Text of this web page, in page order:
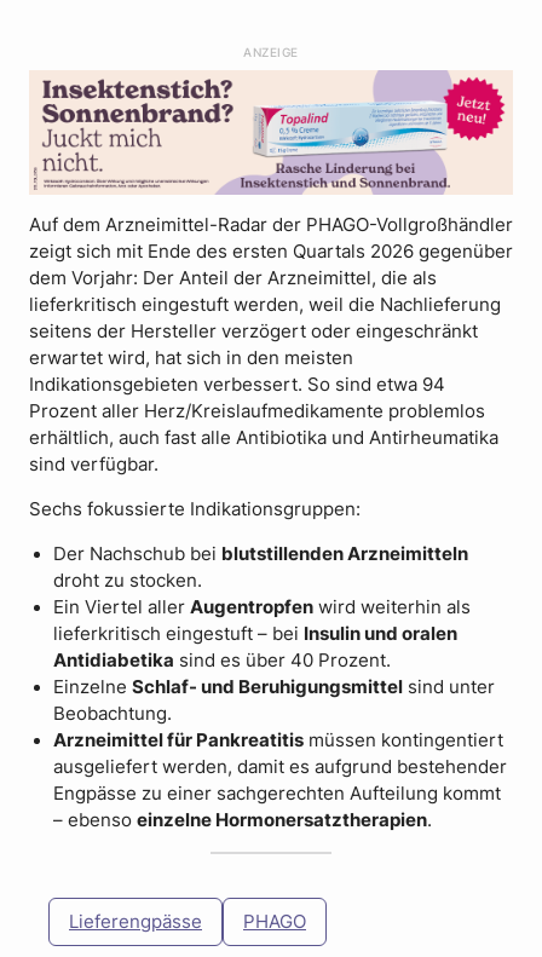
ANZEIGE
Auf dem Arzneimittel-Radar der PHAGO-Vollgroßhändler
zeigt sich mit Ende des ersten Quartals 2026 gegenüber
dem Vorjahr: Der Anteil der Arzneimittel, die als
lieferkritisch eingestuft werden, weil die Nachlieferung
seitens der Hersteller verzögert oder eingeschränkt
erwartet wird, hat sich in den meisten
Indikationsgebieten verbessert. So sind etwa 94
Prozent aller Herz/Kreislaufmedikamente problemlos
erhältlich, auch fast alle Antibiotika und Antirheumatika
sind verfügbar.
Sechs fokussierte Indikationsgruppen:
Der Nachschub bei blutstillenden Arzneimitteln
droht zu stocken.
Ein Viertel aller Augentropfen wird weiterhin als
lieferkritisch eingestuft – bei Insulin und oralen
Antidiabetika sind es über 40 Prozent.
Einzelne Schlaf- und Beruhigungsmittel sind unter
Beobachtung.
Arzneimittel für Pankreatitis müssen kontingentiert
ausgeliefert werden, damit es aufgrund bestehender
Engpässe zu einer sachgerechten Aufteilung kommt
– ebenso einzelne Hormonersatztherapien.
Lieferengpässe PHAGO